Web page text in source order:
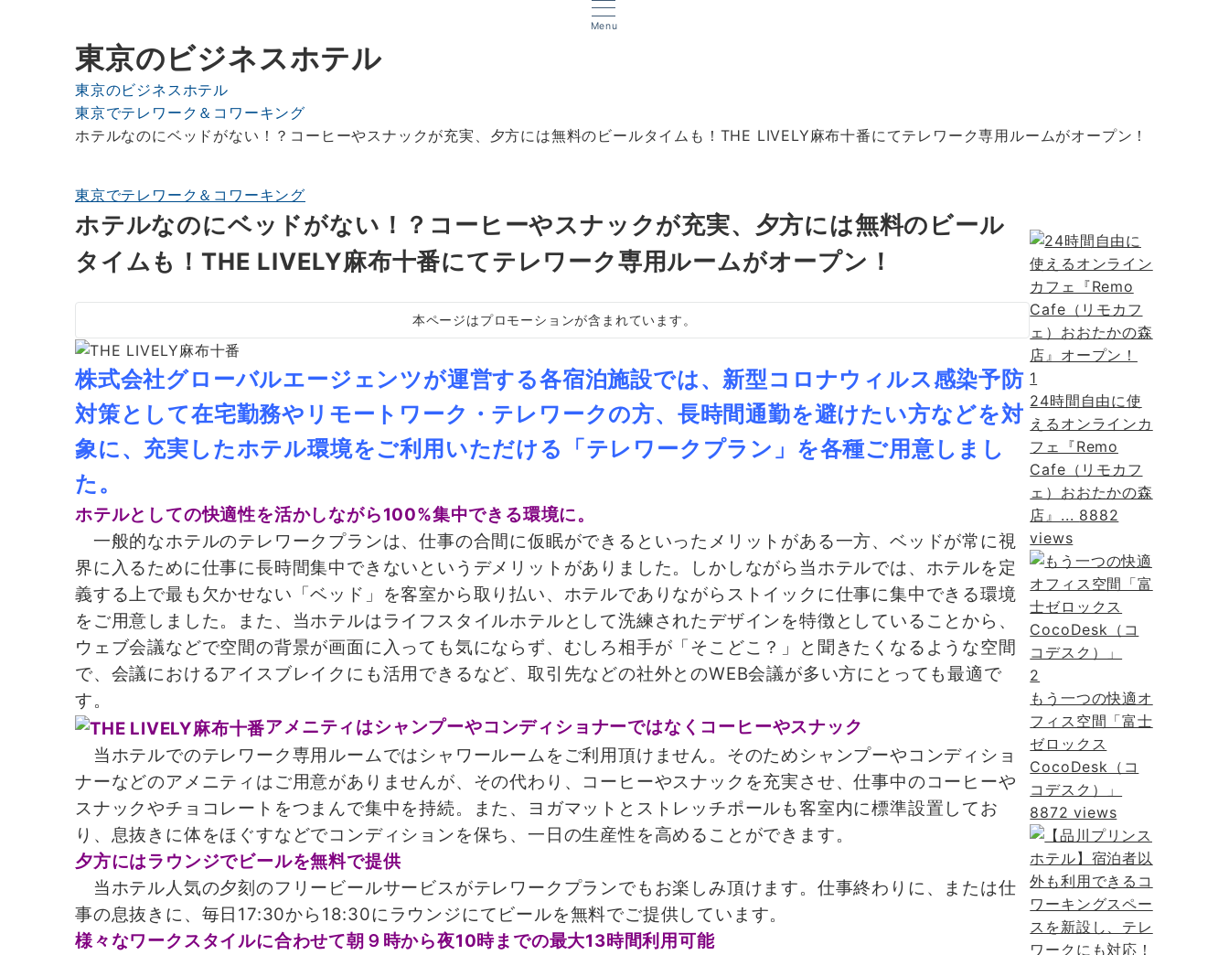
Menu
東京のビジネスホテル
東京のビジネスホテル
東京でテレワーク＆コワーキング
ホテルなのにベッドがない！？コーヒーやスナックが充実、夕方には無料のビールタイムも！THE LIVELY麻布十番にてテレワーク専用ルームがオープン！
東京でテレワーク＆コワーキング
ホテルなのにベッドがない！？コーヒーやスナックが充実、夕方には無料のビール
タイムも！THE LIVELY麻布十番にてテレワーク専用ルームがオープン！
本ページはプロモーションが含まれています。
株式会社グローバルエージェンツが運営する各宿泊施設では、新型コロナウィルス感染予防
対策として在宅勤務やリモートワーク・テレワークの方、長時間通勤を避けたい方などを対
象に、充実したホテル環境をご利用いただける「テレワークプラン」を各種ご用意しまし
た。
ホテルとしての快適性を活かしながら100%集中できる環境に。
一般的なホテルのテレワークプランは、仕事の合間に仮眠ができるといったメリットがある一方、ベッドが常に視
界に入るために仕事に長時間集中できないというデメリットがありました。しかしながら当ホテルでは、ホテルを定
義する上で最も欠かせない「ベッド」を客室から取り払い、ホテルでありながらストイックに仕事に集中できる環境
をご用意しました。また、当ホテルはライフスタイルホテルとして洗練されたデザインを特徴としていることから、
ウェブ会議などで空間の背景が画面に入っても気にならず、むしろ相手が「そこどこ？」と聞きたくなるような空間
で、会議におけるアイスブレイクにも活用できるなど、取引先などの社外とのWEB会議が多い方にとっても最適で
す。
アメニティはシャンプーやコンディショナーではなくコーヒーやスナック
当ホテルでのテレワーク専用ルームではシャワールームをご利用頂けません。そのためシャンプーやコンディショ
ナーなどのアメニティはご用意がありませんが、その代わり、コーヒーやスナックを充実させ、仕事中のコーヒーや
スナックやチョコレートをつまんで集中を持続。また、ヨガマットとストレッチポールも客室内に標準設置してお
り、息抜きに体をほぐすなどでコンディションを保ち、一日の生産性を高めることができます。
夕方にはラウンジでビールを無料で提供
当ホテル人気の夕刻のフリービールサービスがテレワークプランでもお楽しみ頂けます。仕事終わりに、または仕
事の息抜きに、毎日17:30から18:30にラウンジにてビールを無料でご提供しています。
様々なワークスタイルに合わせて朝９時から夜10時までの最大13時間利用可能
1
24時間自由に使
えるオンラインカ
フェ『Remo
Cafe（リモカフ
ェ）おおたかの森
店』... 8882
views
2
もう一つの快適オ
フィス空間「富士
ゼロックス
CocoDesk（コ
コデスク）」
8872 views